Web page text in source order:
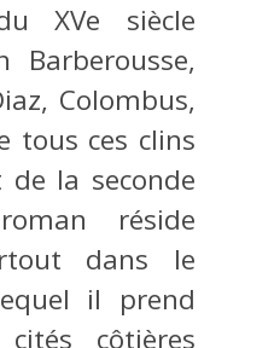
XVe siècle
Barberousse,
Colombus,
tous ces clins
de la seconde
réside
dans le
il prend
côtières